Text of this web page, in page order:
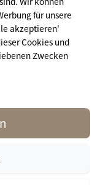
für unsere
akzeptieren'
Cookies und
Zwecken